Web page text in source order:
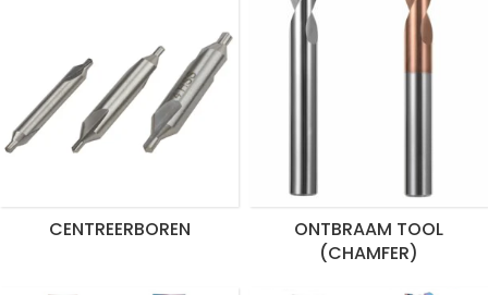
CENTREERBOREN
ONTBRAAM TOOL
(CHAMFER)